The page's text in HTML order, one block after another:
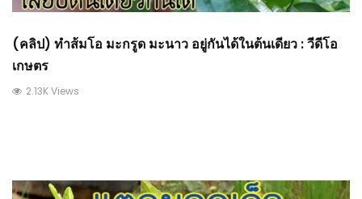
(คลิป) ทำส้มโอ มะกรูด มะนาว อยู่กันได้ในต้นเดียว : วีดีโอ
เกษตร
2.13K Views